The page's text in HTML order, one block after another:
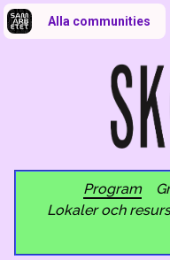
Alla communities
Program
Lokaler och